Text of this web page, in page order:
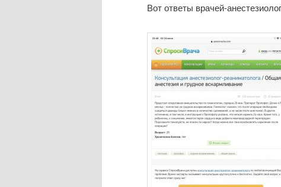
Вот ответы врачей-